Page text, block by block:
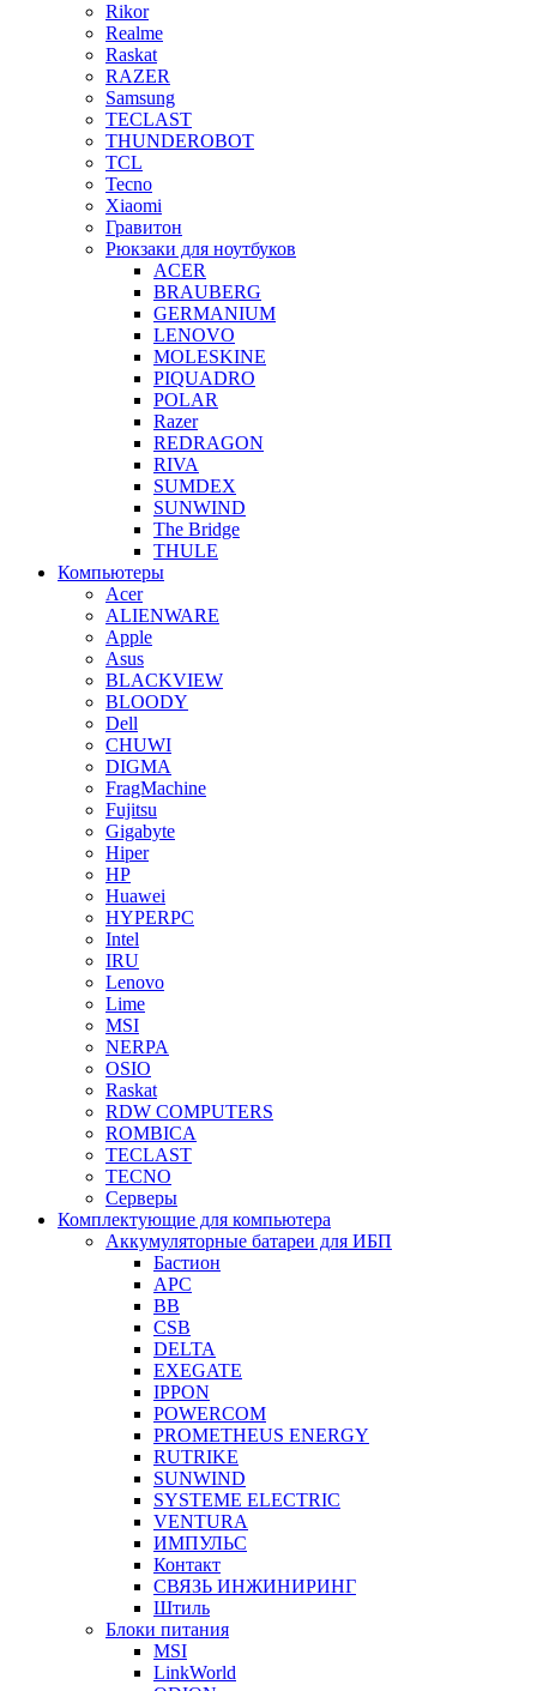
Rikor
Realme
Raskat
RAZER
Samsung
TECLAST
THUNDEROBOT
TCL
Tecno
Xiaomi
Гравитон
Рюкзаки для ноутбуков
ACER
BRAUBERG
GERMANIUM
LENOVO
MOLESKINE
PIQUADRO
POLAR
Razer
REDRAGON
RIVA
SUMDEX
SUNWIND
The Bridge
THULE
Компьютеры
Acer
ALIENWARE
Apple
Asus
BLACKVIEW
BLOODY
Dell
CHUWI
DIGMA
FragMachine
Fujitsu
Gigabyte
Hiper
HP
Huawei
HYPERPC
Intel
IRU
Lenovo
Lime
MSI
NERPA
OSIO
Raskat
RDW COMPUTERS
ROMBICA
TECLAST
TECNO
Серверы
Комплектующие для компьютера
Аккумуляторные батареи для ИБП
Бастион
APC
BB
CSB
DELTA
EXEGATE
IPPON
POWERCOM
PROMETHEUS ENERGY
RUTRIKE
SUNWIND
SYSTEME ELECTRIC
VENTURA
ИМПУЛЬС
Контакт
СВЯЗЬ ИНЖИНИРИНГ
Штиль
Блоки питания
MSI
LinkWorld